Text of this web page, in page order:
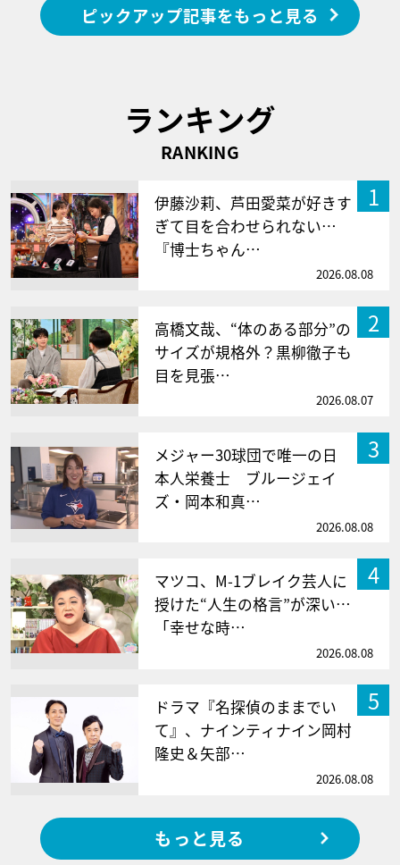
ピックアップ記事をもっと見る
ランキング
RANKING
1
伊藤沙莉、芦田愛菜が好きす
ぎて目を合わせられない…
『博士ちゃん…
2026.08.08
2
高橋文哉、“体のある部分”の
サイズが規格外？黒柳徹子も
目を見張…
2026.08.07
3
メジャー30球団で唯一の日
本人栄養士 ブルージェイ
ズ・岡本和真…
2026.08.08
4
マツコ、M-1ブレイク芸人に
授けた“人生の格言”が深い…
「幸せな時…
2026.08.08
5
ドラマ『名探偵のままでい
て』、ナインティナイン岡村
隆史＆矢部…
2026.08.08
もっと見る